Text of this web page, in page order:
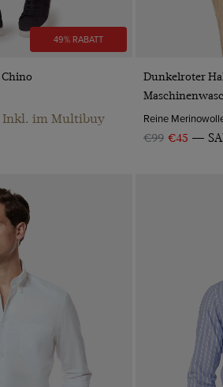
49% RABATT
Inkl. im Multibuy
Dunkelroter
Reine
€99 €45